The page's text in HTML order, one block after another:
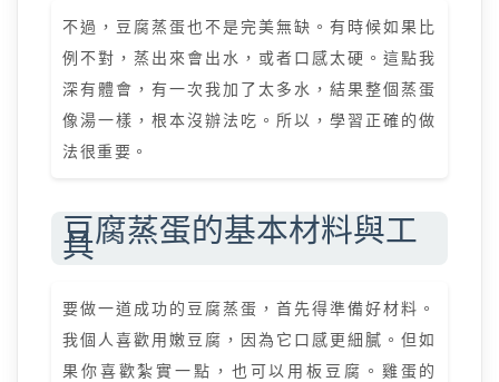
不過，豆腐蒸蛋也不是完美無缺。有時候如果比
例不對，蒸出來會出水，或者口感太硬。這點我
深有體會，有一次我加了太多水，結果整個蒸蛋
像湯一樣，根本沒辦法吃。所以，學習正確的做
法很重要。
豆腐蒸蛋的基本材料與工
具
要做一道成功的豆腐蒸蛋，首先得準備好材料。
我個人喜歡用嫩豆腐，因為它口感更細膩。但如
果你喜歡紮實一點，也可以用板豆腐。雞蛋的